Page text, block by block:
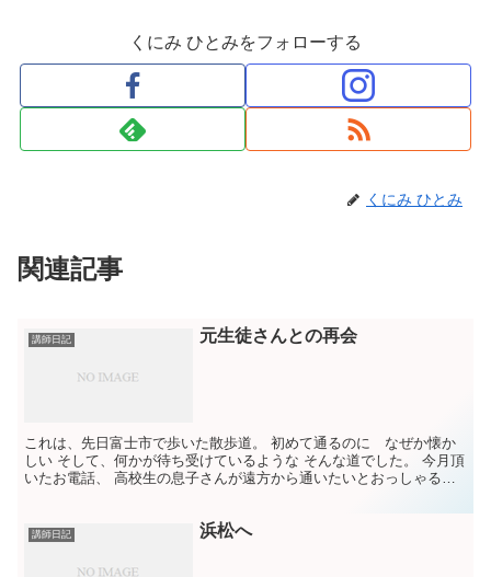
くにみ ひとみをフォローする
くにみ ひとみ
関連記事
講師日記 元生徒さんとの再会
これは、先日富士市で歩いた散歩道。 初めて通るのに なぜか懐か
しい そして、何かが待ち受けているような そんな道でした。 今月頂
いたお電話、 高校生の息子さんが遠方から通いたいとおっしゃるの
講師日記 浜松へ